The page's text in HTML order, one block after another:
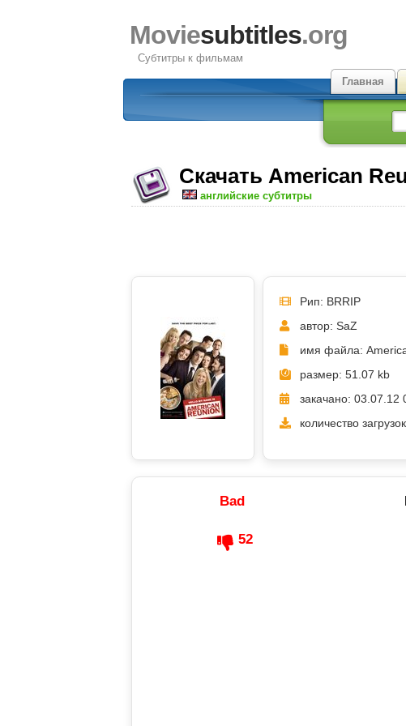
Moviesubtitles.org
Субтитры к фильмам
Главная
Скачать American
английские субтитры
Рип: BRRIP
автор: SaZ
имя файла:
размер: 51.07 kb
закачано: 03.07.12
количество
Bad
52